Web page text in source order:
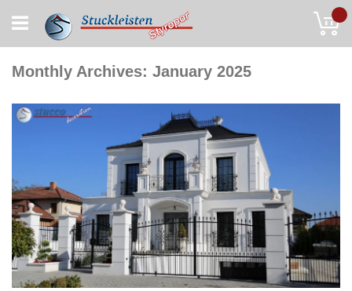
to
Content
Monthly Archives: January 2025